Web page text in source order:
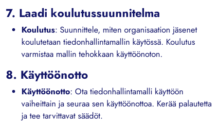
7. Laadi koulutussuunnitelma
Koulutus: Suunnittele, miten organisaation jäsenet
koulutetaan tiedonhallintamallin käytössä. Koulutus
varmistaa mallin tehokkaan käyttöönoton.
8. Käyttöönotto
Käyttöönotto: Ota tiedonhallintamalli käyttöön
vaiheittain ja seuraa sen käyttöönottoa. Kerää palautetta
ja tee tarvittavat säädöt.